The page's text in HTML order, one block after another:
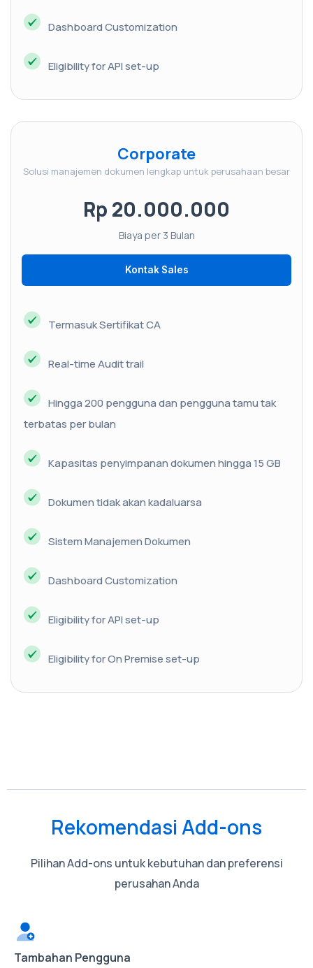
Dashboard Customization
Eligibility for API set-up
Corporate
Solusi manajemen dokumen lengkap untuk perusahaan besar
Rp 20.000.000
Biaya per 3 Bulan
Kontak Sales
Termasuk Sertifikat CA
Real-time Audit trail
Hingga 200 pengguna dan pengguna tamu tak
terbatas per bulan
Kapasitas penyimpanan dokumen hingga 15 GB
Dokumen tidak akan kadaluarsa
Sistem Manajemen Dokumen
Dashboard Customization
Eligibility for API set-up
Eligibility for On Premise set-up
Rekomendasi Add-ons
Pilihan Add-ons untuk kebutuhan dan preferensi
perusahan Anda
Tambahan Pengguna